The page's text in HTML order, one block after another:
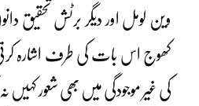
وین لومل اور دیگر برٹش تحقیق
کھوج اس بات کی طرف اشارہ
کی غیر موجودگی میں بھی شعور کہیں